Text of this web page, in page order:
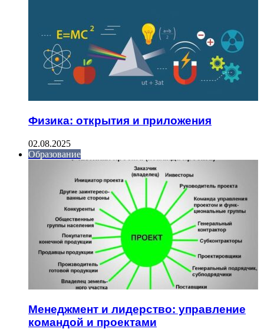
Физика: открытия и приложения
02.08.2025
Образование
Менеджмент и лидерство: управление
командой и проектами